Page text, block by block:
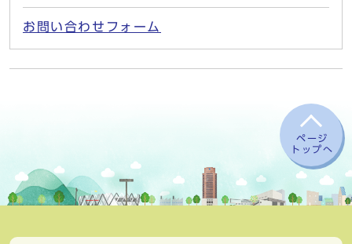
お問い合わせフォーム
ページ
トップへ